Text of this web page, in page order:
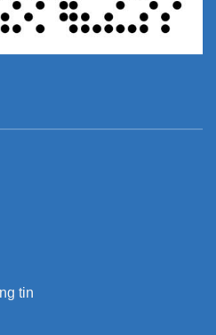
tin